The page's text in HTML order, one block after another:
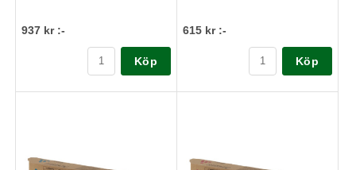
937 kr :-
Köp
615 kr :-
Köp